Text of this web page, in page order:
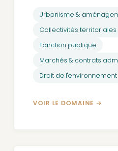
Urbanisme &
Collectivités territoriales
Fonction publique
Marchés & contrats
Droit de l'environnement
VOIR LE DOMAINE